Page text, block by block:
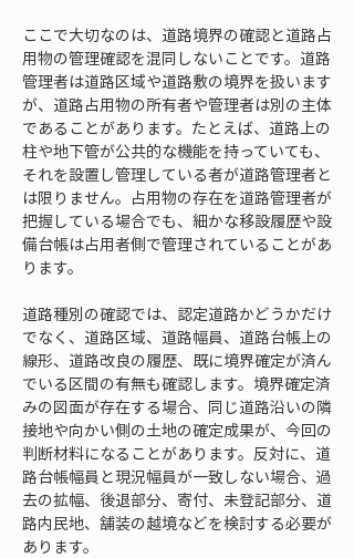
ここで大切なのは、道路境界の確認と道路占
用物の管理確認を混同しないことです。道路
管理者は道路区域や道路敷の境界を扱います
が、道路占用物の所有者や管理者は別の主体
であることがあります。たとえば、道路上の
柱や地下管が公共的な機能を持っていても、
それを設置し管理している者が道路管理者と
は限りません。占用物の存在を道路管理者が
把握している場合でも、細かな移設履歴や設
備台帳は占用者側で管理されていることがあ
ります。
道路種別の確認では、認定道路かどうかだけ
でなく、道路区域、道路幅員、道路台帳上の
線形、道路改良の履歴、既に境界確定が済ん
でいる区間の有無も確認します。境界確定済
みの図面が存在する場合、同じ道路沿いの隣
接地や向かい側の土地の確定成果が、今回の
判断材料になることがあります。反対に、道
路台帳幅員と現況幅員が一致しない場合、過
去の拡幅、後退部分、寄付、未登記部分、道
路内民地、舗装の越境などを検討する必要が
あります。